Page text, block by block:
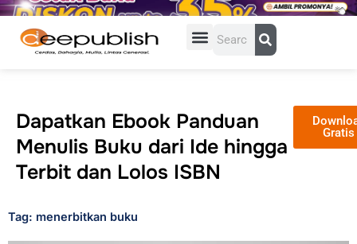
Lewati
konten
Dapatkan Ebook Panduan
Menulis Buku dari Ide hingga
Terbit dan Lolos ISBN
Gratis
Tag: menerbitkan buku